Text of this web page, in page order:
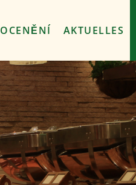
OCENĚNÍ AKTUELLES